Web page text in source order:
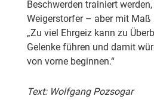
Beschwerden trainiert
Weigerstorfer – aber mit Maß
„Zu viel Ehrgeiz kann zu
Gelenke führen und damit
von vorne beginnen.“
Text: Wolfgang Pozsogar